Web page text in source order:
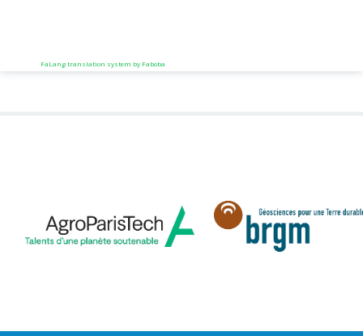
FaLang translation system by Faboba